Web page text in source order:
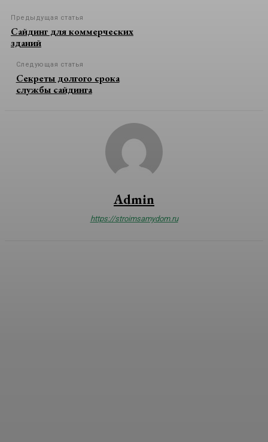
Предыдущая статья
Сайдинг для коммерческих
зданий
Следующая статья
Секреты долгого срока
службы сайдинга
Admin
https://stroimsamydom.ru